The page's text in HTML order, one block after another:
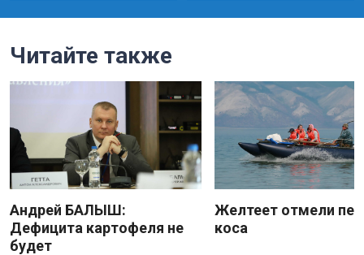
Читайте также
Андрей БАЛЫШ:
Дефицита картофеля не
будет
Желтеет отмели
коса